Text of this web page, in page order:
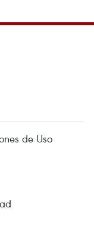
de Uso